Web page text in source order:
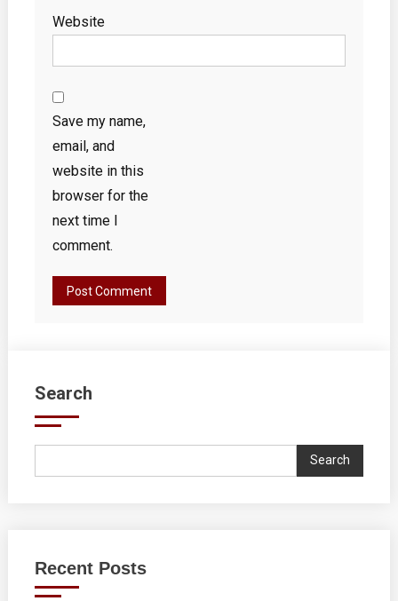
Website
Save my name,
email, and
website in this
browser for the
next time I
comment.
Search
Search
Recent Posts